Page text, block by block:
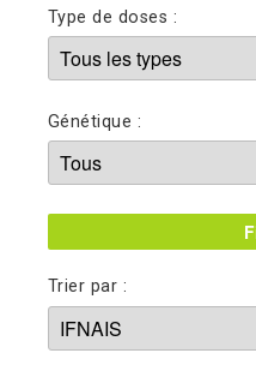
Type de doses :
Génétique :
Trier par :